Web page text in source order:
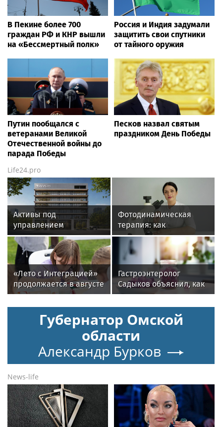
В Пекине более 700
граждан РФ и КНР вышли
на «Бессмертный полк»
Россия и Индия задумали
защитить свои спутники
от тайного оружия
Путин пообщался с
ветеранами Великой
Отечественной войны до
парада Победы
Песков назвал святым
праздником День Победы
Life24.pro
Активы под
управлением
инвесткомпании AMCH
превысили $50 млн
Фотодинамическая
терапия: как
современные
технологии меняют
подход к лечению
онкологии
«Лето с Интеграцией»
продолжается в августе
— заключительный
месяц программы
Гастроэнтеролог
Садыков объяснил, как
сахар в рационе
ускоряет изнашивание
тканей
Губернатор Омской
области
Александр Бурков
News-life